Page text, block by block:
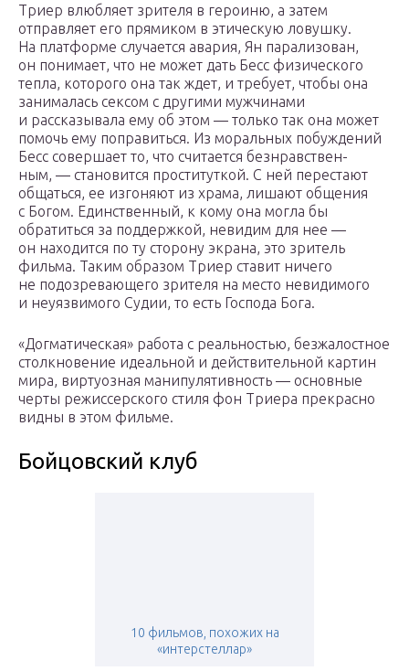
Триер влюбляет зрителя в героиню, а затем
отправляет его прямиком в этическую ловушку.
На платформе случается авария, Ян парализован,
он понимает, что не может дать Бесс физического
тепла, которого она так ждет, и требует, чтобы она
занималась сексом с другими мужчинами
и рассказывала ему об этом — только так она может
помочь ему поправиться. Из моральных побуждений
Бесс совершает то, что считается безнравствен­
ным, — становится проституткой. С ней перестают
общаться, ее изгоняют из храма, лишают общения
с Богом. Единственный, к кому она могла бы
обратиться за поддержкой, невидим для нее —
он находится по ту сторону экрана, это зритель
фильма. Таким образом Триер ставит ничего
не подозре­вающего зрителя на место невидимого
и неуязвимого Судии, то есть Господа Бога.
«Догматическая» работа с реальностью, безжалостное
столкновение идеальной и действительной картин
мира, виртуозная манипулятивность — основные
черты режиссерского стиля фон Триера прекрасно
видны в этом фильме.
Бойцовский клуб
10 фильмов, похожих на
«интерстеллар»